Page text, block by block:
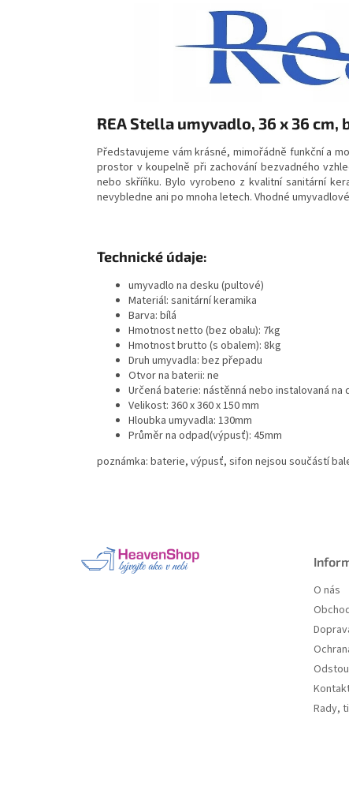
REA Stella umyvadlo, 36 x 36 cm,
Představujeme vám krásné, mimořádně funkční a
prostor v koupelně při zachování bezvadného
nebo skříňku. Bylo vyrobeno z kvalitní sanitární
nevybledne ani po mnoha letech. Vhodné
Technické údaje:
umyvadlo na desku (pultové)
Materiál: sanitární keramika
Barva: bílá
Hmotnost netto (bez obalu): 7kg
Hmotnost brutto (s obalem): 8kg
Druh umyvadla: bez přepadu
Otvor na baterii: ne
Určená baterie: nástěnná nebo instalovaná na
Velikost: 360 x 360 x 150 mm
Hloubka umyvadla: 130mm
Průměr na odpad(výpusť): 45mm
poznámka: baterie, výpusť, sifon nejsou součástí
O nás
Rady,